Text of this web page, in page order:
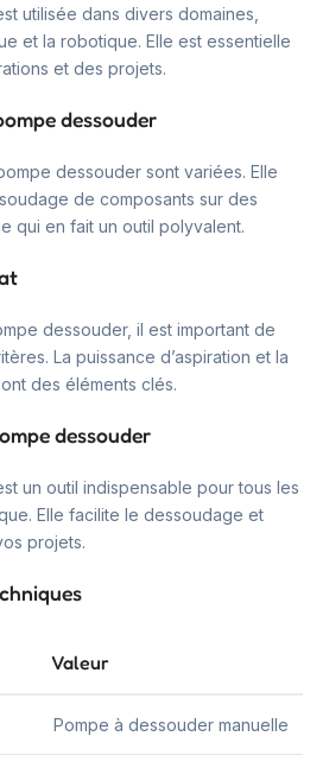
utilisée dans divers domaines,
et la robotique. Elle est essentielle
et des projets.
dessouder
dessouder sont variées. Elle
de composants sur des
qui en fait un outil polyvalent.
dessouder, il est important de
La puissance d’aspiration et la
des éléments clés.
dessouder
un outil indispensable pour tous les
Elle facilite le dessoudage et
projets.
Valeur
Pompe à dessouder manuelle